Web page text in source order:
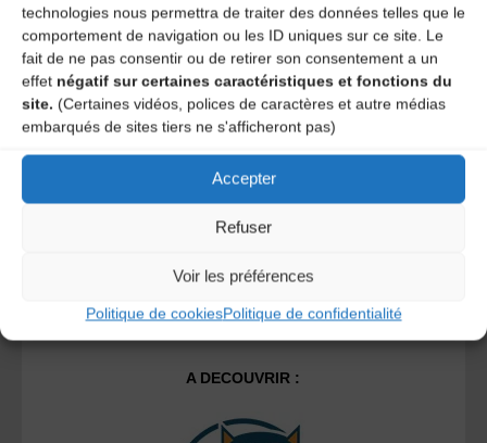
technologies nous permettra de traiter des données telles que le
comportement de navigation ou les ID uniques sur ce site. Le
fait de ne pas consentir ou de retirer son consentement a un
effet négatif sur certaines caractéristiques et fonctions du
site. (Certaines vidéos, polices de caractères et autre médias
embarqués de sites tiers ne s'afficheront pas)
Accepter
Refuser
Voir les préférences
Politique de cookiesPolitique de confidentialité
Save my name, email, and site URL in my browser for next
time I post a comment.
Ce site utilise Akismet pour réduire les indésirables.En
savoir plus sur la façon dont les données de vos
commentaires sont traitées.
A DECOUVRIR :